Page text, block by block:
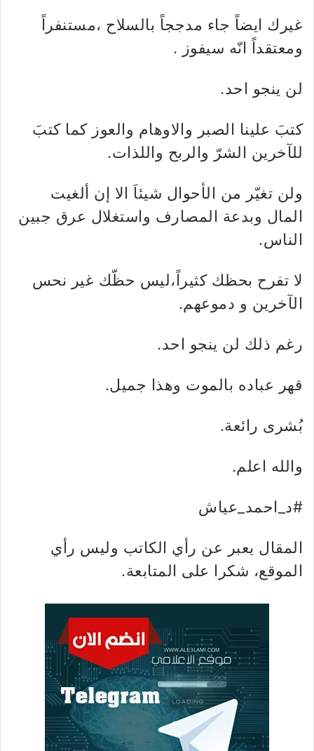
غيرك ايضاً جاء مدججاً بالسلاح ،مستنفراً
ومعتقداً انّه سيفوز .
لن ينجو احد.
كتبَ علينا الصبر والاوهام والعوز كما كتبَ
للآخرين الشرّ والربح واللذات.
ولن تغيّر من الأحوال شيئاَ الا إن ألغيت
المال وبدعة المصارف واستغلال عرق جبين
الناس.
لا تفرح بحظك كثيراً،ليس حظّك غير نحس
الآخرين و دموعهم.
رغم ذلك لن ينجو احد.
قهر عباده بالموت وهذا جميل.
بُشرى رائعة.
والله اعلم.
#د_احمد_عياش
المقال يعبر عن رأي الكاتب وليس رأي
الموقع، شكرا على المتابعة.